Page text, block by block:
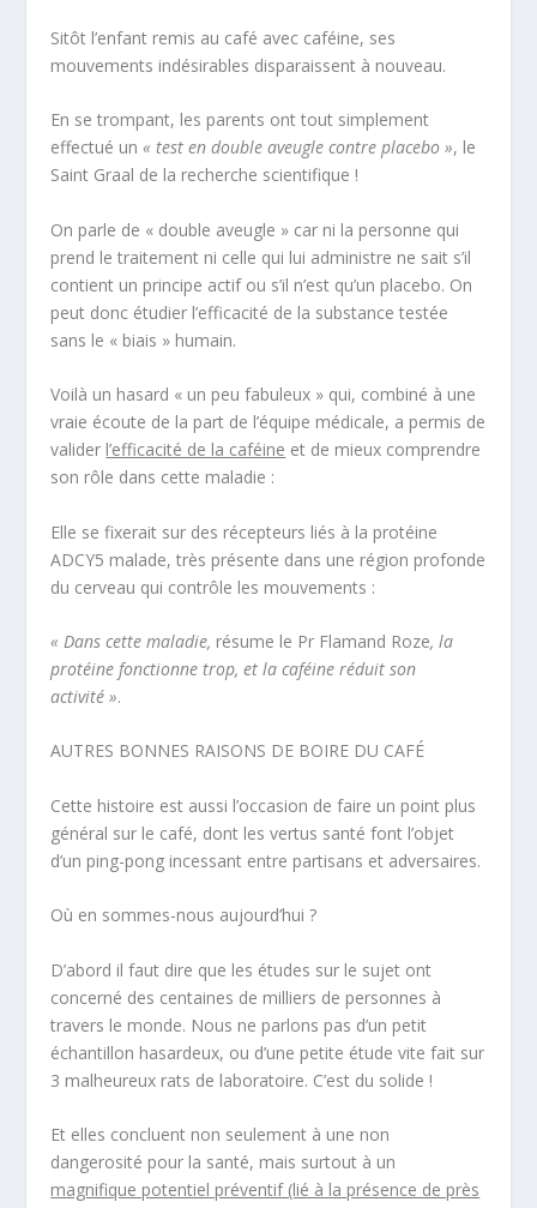
Sitôt l’enfant remis au café avec caféine, ses
mouvements indésirables disparaissent à nouveau.
En se trompant, les parents ont tout simplement
effectué un« test en double aveugle contre placebo », le
Saint Graal de la recherche scientifique !
On parle de « double aveugle » car ni la personne qui
prend le traitement ni celle qui lui administre ne sait s’il
contient un principe actif ou s’il n’est qu’un placebo. On
peut donc étudier l’efficacité de la substance testée
sans le « biais » humain.
Voilà un hasard « un peu fabuleux » qui, combiné à une
vraie écoute de la part de l’équipe médicale, a permis de
valider l’efficacité de la caféine et de mieux comprendre
son rôle dans cette maladie :
Elle se fixerait sur des récepteurs liés à la protéine
ADCY5 malade, très présente dans une région profonde
du cerveau qui contrôle les mouvements :
« Dans cette maladie, résume le Pr Flamand Roze, la
protéine fonctionne trop, et la caféine réduit son
activité ».
AUTRES BONNES RAISONS DE BOIRE DU CAFÉ
Cette histoire est aussi l’occasion de faire un point plus
général sur le café, dont les vertus santé font l’objet
d’un ping-pong incessant entre partisans et adversaires.
Où en sommes-nous aujourd’hui ?
D’abord il faut dire que les études sur le sujet ont
concerné des centaines de milliers de personnes à
travers le monde. Nous ne parlons pas d’un petit
échantillon hasardeux, ou d’une petite étude vite fait sur
3 malheureux rats de laboratoire. C’est du solide !
Et elles concluent non seulement à une non
dangerosité pour la santé, mais surtout à un
magnifique potentiel préventif (lié à la présence de près